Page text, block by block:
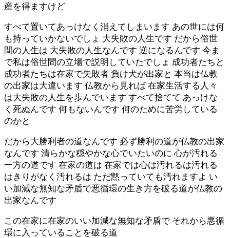
産を得ますけど
すべて置いてあっけなく消えてしまいます あの世には何
も持っていかないでしょ 大失敗の人生です だから俗世
間の人生は 大失敗の人生なんです 逆になるんです 今ま
で私は俗世間の立場で説明していたでしょ 成功者たちと
成功者たちは在家で失敗者 負け犬が出家と 本当は仏教
の出家は大違います 仏教から見れば 在家生活する人々
は大失敗の人生を歩んでいます すべて捨てて あっけな
く死ぬんです 何もないんです 何のために苦労している
のかと
だから大勝利者の道なんです 必ず勝利の道が仏教の出家
なんです 清らかな穏やかな心でいたいのに 心が汚れる
一方の道です 在家の道は 在家では心は汚れるは汚れる
はきりがなく汚れるは ただ黙っていても汚れますよ い
い加減な無知な矛盾で悪循環の生き方を破る道が仏教の
出家なんです
この在家に在家のいい加減な無知な矛盾で それから悪循
環に入っていることを破る道